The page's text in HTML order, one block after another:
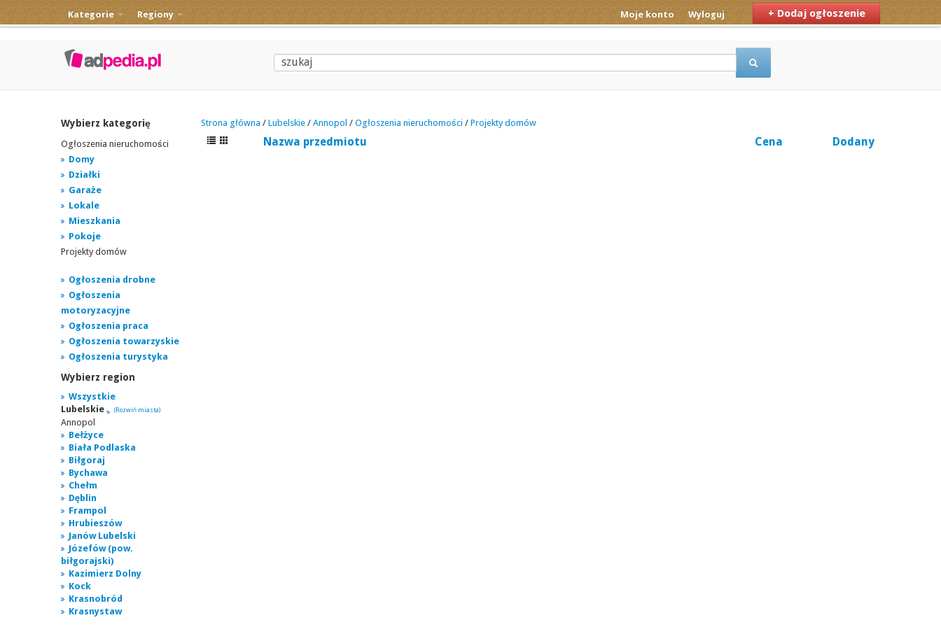
Kategorie Regiony + Dodaj ogłoszenie
Moje konto Wyloguj
Wybierz kategorię
Ogłoszenia nieruchomości
Domy
Działki
Garaże
Lokale
Mieszkania
Pokoje
Projekty domów
Ogłoszenia drobne
Ogłoszenia
motoryzacyjne
Ogłoszenia praca
Ogłoszenia towarzyskie
Ogłoszenia turystyka
Wybierz region
Wszystkie
Lubelskie
(Rozwiń miasta)
Annopol
Bełżyce
Biała Podlaska
Biłgoraj
Bychawa
Chełm
Dęblin
Frampol
Hrubieszów
Janów Lubelski
Józefów (pow.
biłgorajski)
Kazimierz Dolny
Kock
Krasnobród
Krasnystaw
Strona główna / Lubelskie / Annopol / Ogłoszenia nieruchomości / Projekty domów
Nazwa przedmiotu Cena Dodany